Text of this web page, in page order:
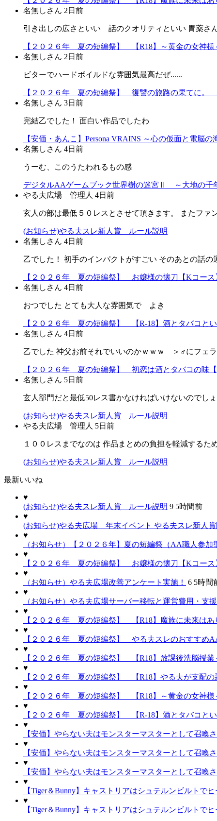
名無しさん 2日前
引き出しの広さといい 話のクオリティといい 胃薬さ
【２０２６年 夏の短編祭】 【R18】～黄金の女神
名無しさん 2日前
ビターでハードボイルドな雰囲気最高だぜ......
【２０２６年 夏の短編祭】 復讐の旅路の果てに。
名無しさん 3日前
完結乙でした！ 面白い作品でしたわ
【安価・あんこ】Persona VRAINS ～心の仮面と電脳
名無しさん 4日前
うーむ、このうたわれるもの感
デジタルAAゲームブック世界樹の迷宮Ⅱ ～大地の
やる夫広場 管理人 4日前
玄人の部は最低５０レスとさせて頂きます。 またファ
(お知らせ)やる夫スレ新人賞 ルール説明
名無しさん 4日前
乙でした！ 初手のインパクトがすごい そのあとの話
【２０２６年 夏の短編祭】 お嬢様の懐刀【Kコース
名無しさん 4日前
おつでした とても大人な雰囲気で よき
【２０２６年 夏の短編祭】 【R-18】酒とタバコと
名無しさん 4日前
乙でした 神父お前それでいいのかｗｗｗ ＞♂にフェ
【２０２６年 夏の短編祭】 初恋は酒とタバコの味
名無しさん 5日前
玄人部門だと最低50レス書かなければいけないのでし
(お知らせ)やる夫スレ新人賞 ルール説明
やる夫広場 管理人 5日前
１００レスまでなのは 作品まとめの負担を軽減するた
(お知らせ)やる夫スレ新人賞 ルール説明
最新いいね
♥
(お知らせ)やる夫スレ新人賞 ルール説明 9 5時間前
♥
(お知らせ)やる夫広場 年末イベント やる夫スレ新人
♥
（お知らせ）【２０２６年】夏の短編祭（AA職人参加
♥
【２０２６年 夏の短編祭】 お嬢様の懐刀【Kコース
♥
（お知らせ）やる夫広場改善アンケート実施！
6 5時間
♥
（お知らせ）やる夫広場サーバー移転と運営費用・支
♥
【２０２６年 夏の短編祭】 【R18】魔族に未来は
♥
【２０２６年 夏の短編祭】 やる夫スレのおすすめ
♥
【２０２６年 夏の短編祭】 【R18】放課後洗脳授
♥
【２０２６年 夏の短編祭】 【R18】やる夫が支配の
♥
【２０２６年 夏の短編祭】 【R18】～黄金の女神
♥
【２０２６年 夏の短編祭】 【R-18】酒とタバコと
♥
【安価】やらない夫はモンスターマスターとして召
♥
【安価】やらない夫はモンスターマスターとして召
♥
【安価】やらない夫はモンスターマスターとして召
♥
【Tiger＆Bunny】キャストリアはシュテルンビルトで
♥
【Tiger＆Bunny】キャストリアはシュテルンビルトで